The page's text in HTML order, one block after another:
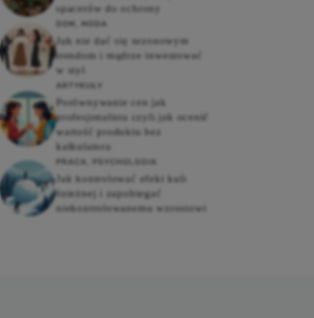
spacerów do ochrony
DOM MODA
Jak nie dać się sezonowym
trendom i mądrze inwestować
w styl
ARTYKUŁY
Porównywanie cen jak
profesjonalista czyli jak ocenić
wartość produktu bez
kalkulatora
PRACA PSYCHOLOGIA
Jak kontrolować efekt kuli
śnieżnej i zapobiegać
niekontrolowanemu wzrostowi